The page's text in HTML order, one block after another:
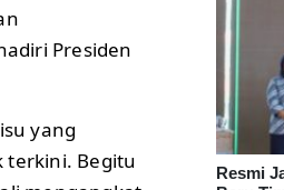
Presiden
yang
terkini. Begitu
Resmi